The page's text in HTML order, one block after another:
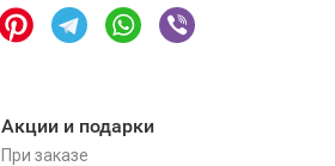
Акции и подарки
При заказе